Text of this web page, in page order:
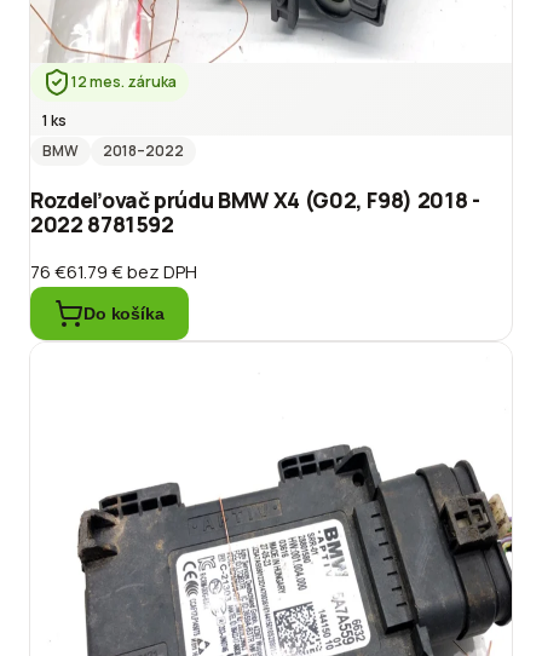
12 mes. záruka
1 ks
BMW
2018–2022
Rozdeľovač prúdu BMW X4 (G02, F98) 2018 -
2022 8781592
76 €61.79 €bez DPH
Do košíka